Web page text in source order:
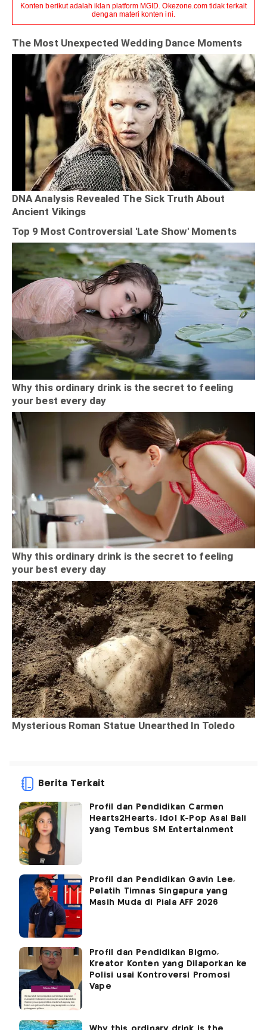
Berita Terkait
Profil dan Pendidikan Carmen
Hearts2Hearts, Idol K-Pop Asal Bali
yang Tembus SM Entertainment
Profil dan Pendidikan Gavin Lee,
Pelatih Timnas Singapura yang
Masih Muda di Piala AFF 2026
Profil dan Pendidikan Bigmo,
Kreator Konten yang Dilaporkan ke
Polisi usai Kontroversi Promosi
Vape